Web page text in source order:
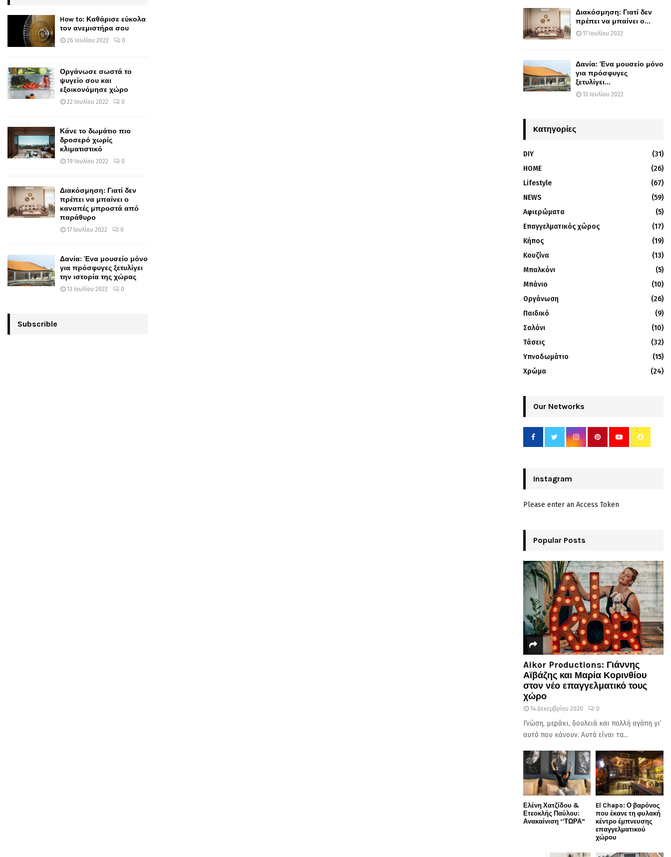
How to: Καθάρισε εύκολα
τον ανεμιστήρα σου
26 Ιουλίου 2022 0
Οργάνωσε σωστά το
ψυγείο σου και
εξοικονόμησε χώρο
22 Ιουλίου 2022 0
Κάνε το δωμάτιο πιο
δροσερό χωρίς
κλιματιστικό
19 Ιουλίου 2022 0
Διακόσμηση: Γιατί δεν
πρέπει να μπαίνει ο
καναπές μπροστά από
παράθυρο
17 Ιουλίου 2022 0
Δανία: Ένα μουσείο μόνο
για πρόσφυγες ξετυλίγει
την ιστορία της χώρας
13 Ιουλίου 2022 0
Subscrible
Διακόσμηση: Γιατί δεν
πρέπει να μπαίνει ο...
17 Ιουλίου 2022
Δανία: Ένα μουσείο μόνο
για πρόσφυγες
ξετυλίγει...
13 Ιουλίου 2022
Kατηγορίες
DIY
(31)
HOME
(26)
Lifestyle
(67)
NEWS
(59)
Αφιερώματα
(5)
Επαγγελματικός χώρος
(17)
Κήπος
(19)
Κουζίνα
(13)
Μπαλκόνι
(5)
Μπάνιο
(10)
Οργάνωση
(26)
Παιδικό
(9)
Σαλόνι
(10)
Τάσεις
(32)
Υπνοδωμάτιο
(15)
Χρώμα
(24)
Our Networks
Instagram
Please enter an Access Token
Popular Posts
Aikor Productions: Γιάννης
Αϊβάζης και Μαρία Κορινθίου
στον νέο επαγγελματικό τους
χώρο
14 Δεκεμβρίου 2020 0
Γνώση, μεράκι, δουλειά και πολλή αγάπη γι’
αυτό που κάνουν. Αυτά είναι τα...
Ελένη Χατζίδου &
Ετεοκλής Παύλου:
Ανακαίνιση ‘’ΤΩΡΑ”
El Chapo: Ο βαρόνος
που έκανε τη φυλακή
κέντρο έμπνευσης
επαγγελματικού
χώρου